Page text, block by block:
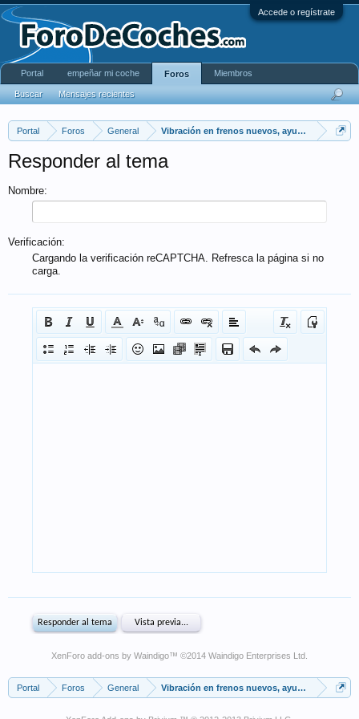
Accede o regístrate
Portal Foros General Vibración en frenos nuevos, ayuda!
Responder al tema
Nombre:
Verificación:
Cargando la verificación reCAPTCHA. Refresca la página si no
carga.
XenForo add-ons by Waindigo™ ©2014 Waindigo Enterprises Ltd
Portal Foros General Vibración en frenos nuevos, ayuda!
Portal empeñar mi coche Foros
Buscar Mensajes recientes
Miembros